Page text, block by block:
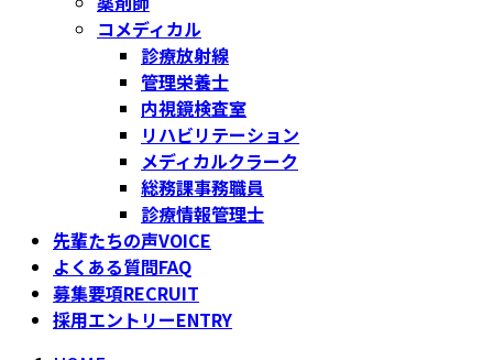
コメディカル
診療放射線
管理栄養士
内視鏡検査室
リハビリテーション
メディカルクラーク
総務課事務職員
診療情報管理士
先輩たちの声VOICE
よくある質問FAQ
募集要項RECRUIT
採用エントリーENTRY